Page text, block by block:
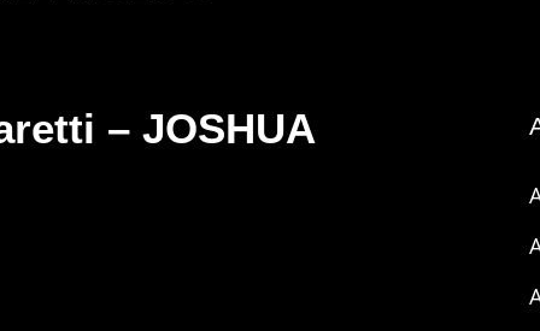
– JOSHUA